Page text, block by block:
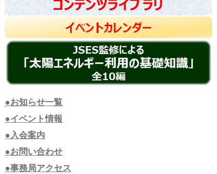
●お知らせ一覧
●イベント情報
●入会案内
●お問い合わせ
●事務局アクセス